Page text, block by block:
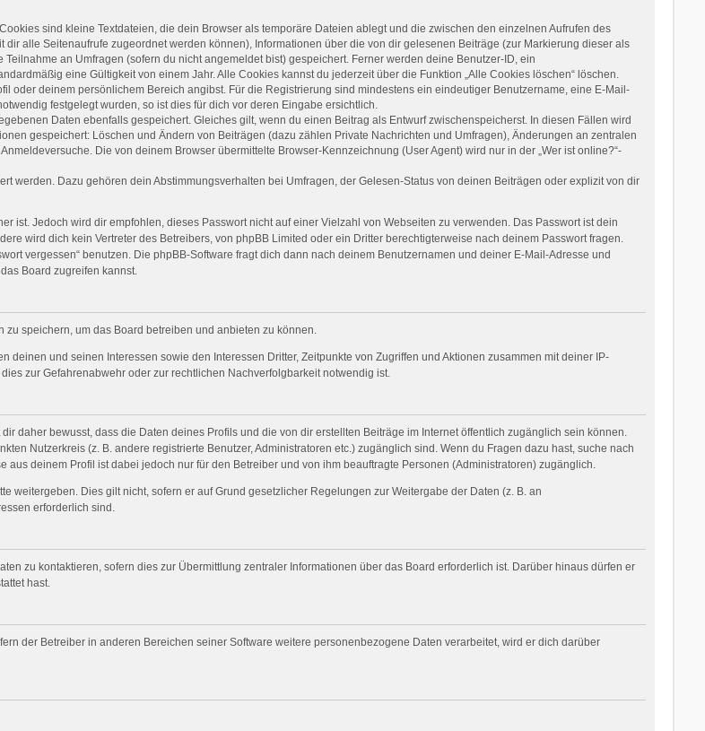
sind kleine Textdateien, die dein Browser als temporäre Dateien ablegt und die zwischen den einzelnen Aufrufen des
alle Seitenaufrufe zugeordnet werden können), Informationen über die von dir gelesenen Beiträge (zur Markierung dieser als
an Umfragen (sofern du nicht angemeldet bist) gespeichert. Ferner werden deine Benutzer-ID, ein
eine Gültigkeit von einem Jahr. Alle Cookies kannst du jederzeit über die Funktion „Alle Cookies löschen“ löschen.
oder deinem persönlichem Bereich angibst. Für die Registrierung sind mindestens ein eindeutiger Benutzername, eine E-Mail-
festgelegt wurden, so ist dies für dich vor deren Eingabe ersichtlich.
Daten ebenfalls gespeichert. Gleiches gilt, wenn du einen Beitrag als Entwurf zwischenspeicherst. In diesen Fällen wird
gespeichert: Löschen und Ändern von Beiträgen (dazu zählen Private Nachrichten und Umfragen), Änderungen an zentralen
Die von deinem Browser übermittelte Browser-Kennzeichnung (User Agent) wird nur in der „Wer ist online?“-
werden. Dazu gehören dein Abstimmungsverhalten bei Umfragen, der Gelesen-Status von deinen Beiträgen oder explizit von dir
ist. Jedoch wird dir empfohlen, dieses Passwort nicht auf einer Vielzahl von Webseiten zu verwenden. Das Passwort ist dein
wird dich kein Vertreter des Betreibers, von phpBB Limited oder ein Dritter berechtigterweise nach deinem Passwort fragen.
vergessen“ benutzen. Die phpBB-Software fragt dich dann nach deinem Benutzernamen und deiner E-Mail-Adresse und
Board zugreifen kannst.
speichern, um das Board betreiben und anbieten zu können.
und seinen Interessen sowie den Interessen Dritter, Zeitpunkte von Zugriffen und Aktionen zusammen mit deiner IP-
zur Gefahrenabwehr oder zur rechtlichen Nachverfolgbarkeit notwendig ist.
daher bewusst, dass die Daten deines Profils und die von dir erstellten Beiträge im Internet öffentlich zugänglich sein können.
Nutzerkreis (z. B. andere registrierte Benutzer, Administratoren etc.) zugänglich sind. Wenn du Fragen dazu hast, suche nach
deinem Profil ist dabei jedoch nur für den Betreiber und von ihm beauftragte Personen (Administratoren) zugänglich.
weitergeben. Dies gilt nicht, sofern er auf Grund gesetzlicher Regelungen zur Weitergabe der Daten (z. B. an
erforderlich sind.
zu kontaktieren, sofern dies zur Übermittlung zentraler Informationen über das Board erforderlich ist. Darüber hinaus dürfen er
hast.
der Betreiber in anderen Bereichen seiner Software weitere personenbezogene Daten verarbeitet, wird er dich darüber